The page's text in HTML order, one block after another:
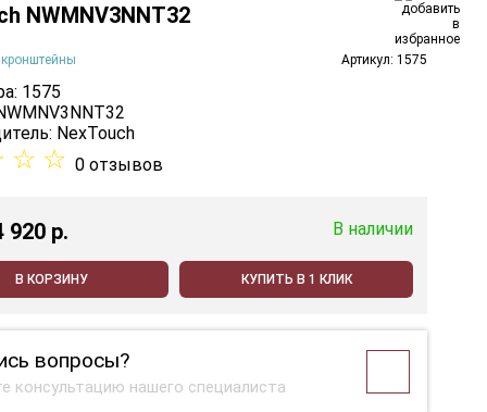
NWMNV3NNT32
Артикул: 1575
1575
NexTouch
☆ ☆ 0 отзывов
920 p. В наличии
В КОРЗИНУ КУПИТЬ В 1 КЛИК
вопросы?
консультацию нашего специалиста